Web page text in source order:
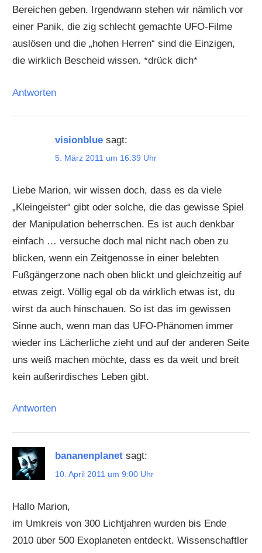
Bereichen geben. Irgendwann stehen wir nämlich vor
einer Panik, die zig schlecht gemachte UFO-Filme
auslösen und die „hohen Herren“ sind die Einzigen,
die wirklich Bescheid wissen. *drück dich*
Antworten
visionblue sagt:
5. März 2011 um 16:39 Uhr
Liebe Marion, wir wissen doch, dass es da viele
„Kleingeister“ gibt oder solche, die das gewisse Spiel
der Manipulation beherrschen. Es ist auch denkbar
einfach … versuche doch mal nicht nach oben zu
blicken, wenn ein Zeitgenosse in einer belebten
Fußgängerzone nach oben blickt und gleichzeitig auf
etwas zeigt. Völlig egal ob da wirklich etwas ist, du
wirst da auch hinschauen. So ist das im gewissen
Sinne auch, wenn man das UFO-Phänomen immer
wieder ins Lächerliche zieht und auf der anderen Seite
uns weiß machen möchte, dass es da weit und breit
kein außerirdisches Leben gibt.
Antworten
bananenplanet sagt:
10. April 2011 um 9:00 Uhr
Hallo Marion,
im Umkreis von 300 Lichtjahren wurden bis Ende
2010 über 500 Exoplaneten entdeckt. Wissenschaftler